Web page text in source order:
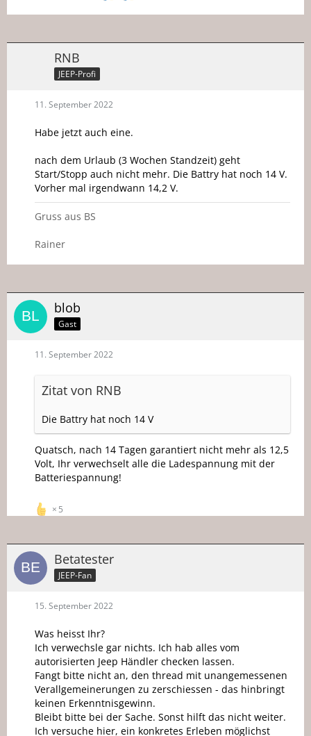
RNB
JEEP-Profi
11. September 2022
Habe jetzt auch eine.
nach dem Urlaub (3 Wochen Standzeit) geht
Start/Stopp auch nicht mehr. Die Battry hat noch 14 V.
Vorher mal irgendwann 14,2 V.
Gruss aus BS
Rainer
blob
Gast
11. September 2022
Zitat von RNB
Die Battry hat noch 14 V
Quatsch, nach 14 Tagen garantiert nicht mehr als 12,5
Volt, Ihr verwechselt alle die Ladespannung mit der
Batteriespannung!
5
Betatester
JEEP-Fan
15. September 2022
Was heisst Ihr?
Ich verwechsle gar nichts. Ich hab alles vom
autorisierten Jeep Händler checken lassen.
Fangt bitte nicht an, den thread mit unangemessenen
Verallgemeinerungen zu zerschiessen - das hinbringt
keinen Erkenntnisgewinn.
Bleibt bitte bei der Sache. Sonst hilft das nicht weiter.
Ich versuche hier, ein konkretes Erleben möglichst